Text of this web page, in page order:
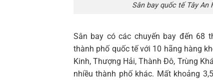
Sân bay quốc tế Tây An
Sân bay có các chuyến bay đến 68
thành phố quốc tế với 10 hãng hàng
Kinh, Thượng Hải, Thành Đô, Trùng
nhiều thành phố khác. Mất khoảng